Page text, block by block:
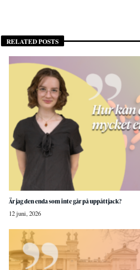
RELATED POSTS
Är jag den enda som inte går på uppåttjack?
12 juni, 2026